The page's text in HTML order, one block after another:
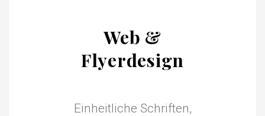
Web &
Flyerdesign
Einheitliche Schriften,